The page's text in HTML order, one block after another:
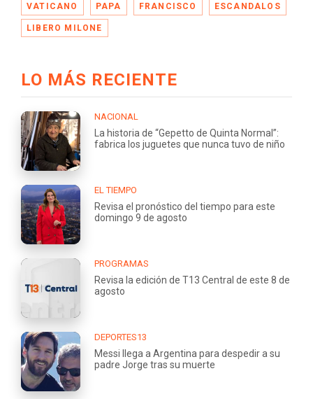
VATICANO PAPA FRANCISCO ESCANDALOS
LIBERO MILONE
LO MÁS RECIENTE
NACIONAL
La historia de “Gepetto de Quinta Normal”:
fabrica los juguetes que nunca tuvo de niño
EL TIEMPO
Revisa el pronóstico del tiempo para este
domingo 9 de agosto
PROGRAMAS
Revisa la edición de T13 Central de este 8 de
agosto
DEPORTES13
Messi llega a Argentina para despedir a su
padre Jorge tras su muerte